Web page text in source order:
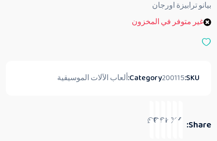
ي
م
ن
بيانو ترابيزة اورجان
غير متوفر في المخزون
SKU:
200115
Category:ألعاب الآلات الموسيقية
Share: